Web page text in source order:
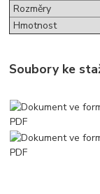
Rozměry
Hmotnost
Soubory ke